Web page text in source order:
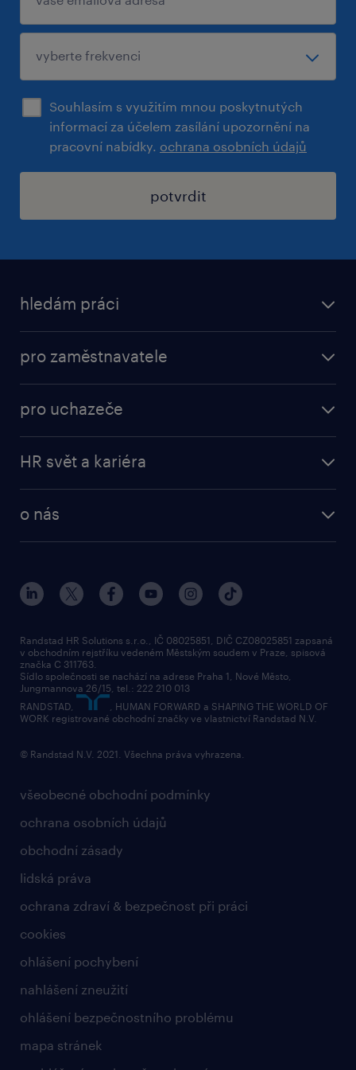
for counting items on pallets
how to apply
Have some question about the position first?
Feel free to contact us!
Or you can just apply to job offer, send us
your cv, and we will contact you with more
details.
www.randstad.cz
Souhlasím s využitím mnou poskytnutých
informací za účelem zasílání upozornění na
pracovní nabídky. ochrana osobních údajů
potvrdit
hledám práci
práce v Amazon
vyberte si zaměstnavatele
pro zaměstnavatele
professional
pro uchazeče
HR svět a kariéra
karierní poradna
o nás
náš příbeh
tiskové zprávy
společenská odpovědnost
přidej se k nám
kontakty & pobočky
bezpečnostní politika
všeobecné obchodní podmínky
ochrana osobních údajů
obchodní zásady
lidská práva
ochrana zdraví & bezpečnost při práci
cookies
ohlášení pochybení
nahlášení zneužití
ohlášení bezpečnostního problému
mapa stránek
Randstad HR Solutions s.r.o., IČ 08025851, DIČ CZ08025851 zapsaná
v obchodním rejstříku vedeném Městským soudem v Praze, spisová
značka C 311763.
Sídlo společnosti se nachází na adrese Praha 1, Nové Město,
Jungmannova 26/15, tel.: 222 210 013
RANDSTAD,
, HUMAN FORWARD a SHAPING THE WORLD OF
WORK registrované obchodní značky ve vlastnictví Randstad N.V.
© Randstad N.V. 2021. Všechna práva vyhrazena.